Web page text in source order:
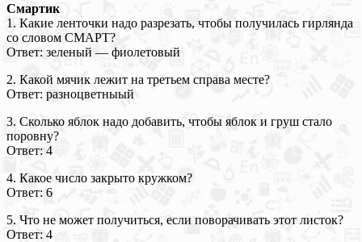
Смартик
1. Какие ленточки надо разрезать, чтобы получилась гирлянда
со словом СМАРТ?
Ответ: зеленый — фиолетовый
2. Какой мячик лежит на третьем справа месте?
Ответ: разноцветныый
3. Сколько яблок надо добавить, чтобы яблок и груш стало
поровну?
Ответ: 4
4. Какое число закрыто кружком?
Ответ: 6
5. Что не может получиться, если поворачивать этот листок?
Ответ: 4